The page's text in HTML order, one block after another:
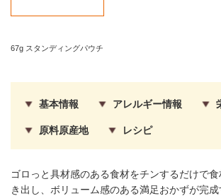
67g スタンディングパウチ
ゴロっと具材感のある食材をチンするだけで食
き出し、ボリューム感のある満足おかずが完
基本情報 アレルギー情報
原料原産地 レシピ